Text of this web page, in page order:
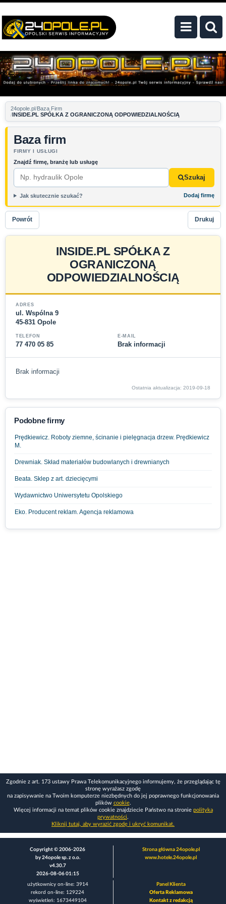
24opole.pl Baza Firm
INSIDE.PL SPÓŁKA Z OGRANICZONĄ ODPOWIEDZIALNOŚCIĄ
Baza firm
FIRMY I USŁUGI
Znajdź firmę, branżę lub usługę
Szukaj
Jak skutecznie szukać? Dodaj firmę
Powrót Drukuj
INSIDE.PL SPÓŁKA Z
OGRANICZONĄ
ODPOWIEDZIALNOŚCIĄ
ADRES
ul. Wspólna 9
45-831 Opole
TELEFON
77 470 05 85
E-MAIL
Brak informacji
Brak informacji
Ostatnia aktualizacja: 2019-09-18
Podobne firmy
Prędkiewicz. Roboty ziemne, ścinanie i pielęgnacja drzew. Prędkiewicz
M.
Drewniak. Skład materiałów budowlanych i drewnianych
Beata. Sklep z art. dziecięcymi
Wydawnictwo Uniwersytetu Opolskiego
Eko. Producent reklam. Agencja reklamowa
Zgodnie z art. 173 ustawy Prawa Telekomunikacyjnego informujemy, że przeglądając tę
stronę wyrażasz zgodę
na zapisywanie na Twoim komputerze niezbędnych do jej poprawnego funkcjonowania
plików cookie.
Więcej informacji na temat plików cookie znajdziecie Państwo na stronie polityka
prywatności.
Kliknij tutaj, aby wyrazić zgodę i ukryć komunikat.
Copyright © 2006-2026
by 24opole sp. z o.o.
v4.30.7
2026-08-06 01:15
Strona główna 24opole.pl
www.hotele.24opole.pl
użytkownicy on-line: 3914
rekord on-line: 129224
wyświetleń: 1673449104
Panel Klienta
Oferta Reklamowa
Kontakt z redakcją